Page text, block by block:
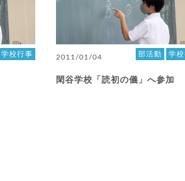
学校行事 2011/01/04 学
部活動
閑谷学校「読初の儀」へ参加